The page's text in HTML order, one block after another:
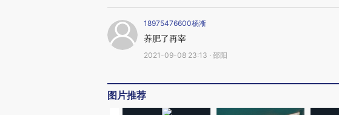
18975476600杨淅
养肥了再宰
2021-09-08 23:13 · 邵阳
图片推荐